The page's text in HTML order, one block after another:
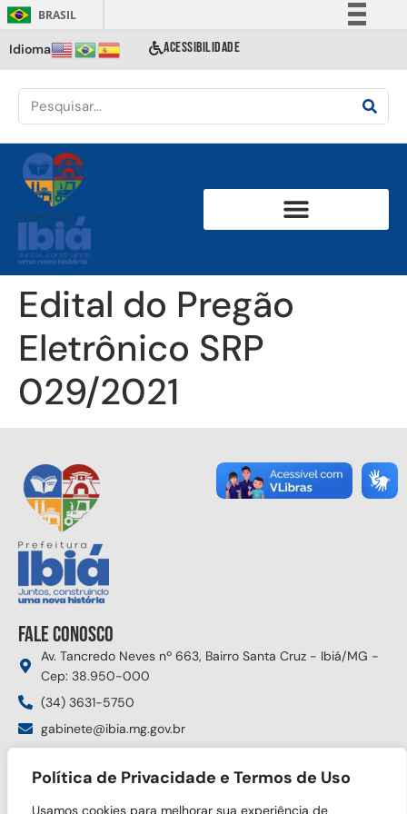
Política de Privacidade e Termos de Uso
Usamos cookies para melhorar sua experiência de
BRASIL
Comunica BR
Acesso à informação
Idioma ACESSIBILIDADE
Edital do Pregão
Eletrônico SRP
029/2021
Fale conosco
Av. Tancredo Neves nº 663, Bairro Santa Cruz - Ibiá/MG -
Cep: 38.950-000
(34) 3631-5750
gabinete@ibia.mg.gov.br